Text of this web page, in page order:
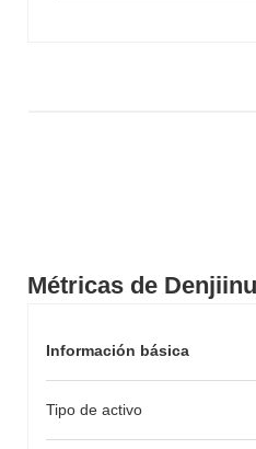
Métricas de
Información básica
Tipo de activo